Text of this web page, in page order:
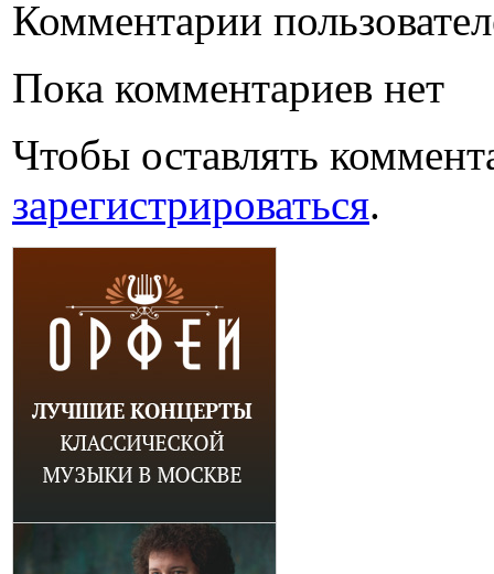
Комментарии
Пока комментариев нет
Чтобы оставлять
зарегистрироваться.